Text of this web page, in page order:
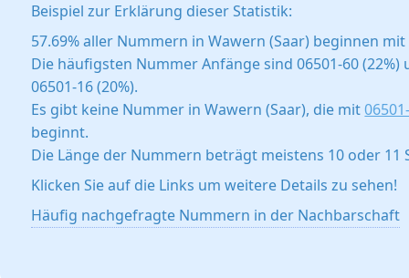
Beispiel zur Erklärung dieser Statistik:
57.69% aller Nummern in Wawern (Saar) beginnen mit
Die häufigsten Nummer Anfänge sind 06501-60 (22%)
06501-16 (20%).
Es gibt keine Nummer in Wawern (Saar), die mit
beginnt.
Die Länge der Nummern beträgt meistens 10 oder 11
Klicken Sie auf die Links um weitere Details zu sehen!
Häufig nachgefragte Nummern in der Nachbarschaft